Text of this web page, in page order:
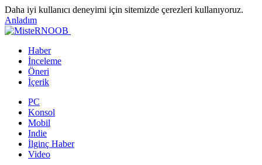
Daha iyi kullanıcı deneyimi için sitemizde çerezleri kullanıyoruz.
Anladım
Haber
İnceleme
Öneri
İçerik
PC
Konsol
Mobil
Indie
İlginç Haber
Video